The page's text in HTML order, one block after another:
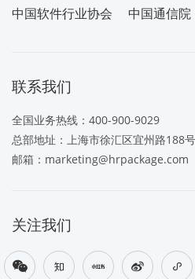
中国软件行业协会
中国通信院
联系我们
全国业务热线： 400-900-9029
总部地址：上海市徐汇区宜州路188
邮箱： marketing@hrpackage.com
关注我们